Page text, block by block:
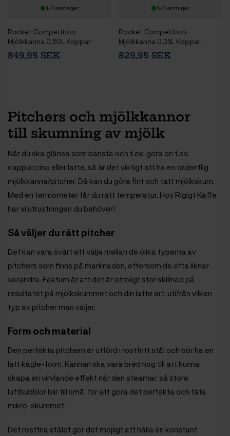
1-3 vardagar
Rocket Competition
Mjölkkanna 0,60L Koppar
849,95 SEK
1-3 vardagar
Rocket Competition
Mjölkkanna 0,35L Koppar
829,95 SEK
Pitchers och mjölkkannor
till skumning av mjölk
När du ska glänsa som barista och t.ex. göra en t.ex.
cappuccino eller latte, så är det viktigt att ha en ordentlig
mjölkkanna/pitcher. Då kan du göra fint och tätt mjölkskum.
Med en termometer får du rätt temperatur. Hos Rigigt Kaffe
har vi utrustningen du behöver!
Så väljer du rätt pitcher
Det kan vara svårt att välja mellan de olika typerna av
pitchers som finns på marknaden, eftersom de ofta liknar
varandra. Faktum är att det är otroligt stor skillnad på
resultatet på mjölkskummet och din latte art, utifrån vilken
typ av pitcher man väljer.
Form och material
Den perfekta pitchern är utförd i rostfritt stål och bör ha en
lätt kägle-form. Kannan ska vara bred nog till att kunna
skapa en virvlande effekt när den steamar, så stora
luftbubblor blir till små, för att göra det perfekta och täta
mikro-skummet.
Det rostfria stålet gör det möjligt att hålla en konstant